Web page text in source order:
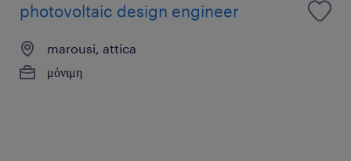
photovoltaic design engineer
marousi, attica
μόνιμη